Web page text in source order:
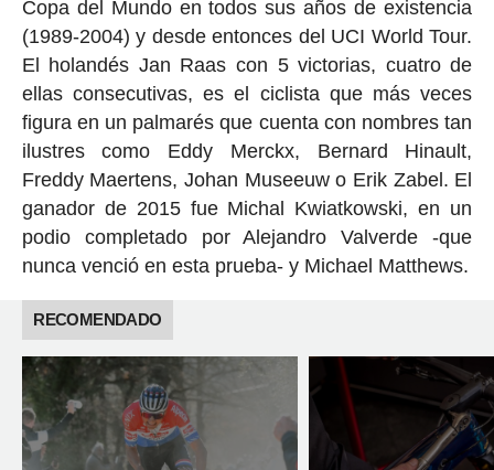
Copa del Mundo en todos sus años de existencia
(1989-2004) y desde entonces del UCI World Tour.
El holandés Jan Raas con 5 victorias, cuatro de
ellas consecutivas, es el ciclista que más veces
figura en un palmarés que cuenta con nombres tan
ilustres como Eddy Merckx, Bernard Hinault,
Freddy Maertens, Johan Museeuw o Erik Zabel. El
ganador de 2015 fue Michal Kwiatkowski, en un
podio completado por Alejandro Valverde -que
nunca venció en esta prueba- y Michael Matthews.
RECOMENDADO